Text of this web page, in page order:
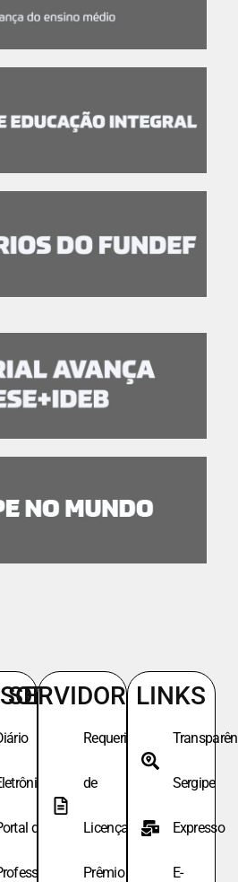
do
SERVIDORES
Requeri.
de
Licença
Prêmio
LINKS
Sergipe
Expresso
E-